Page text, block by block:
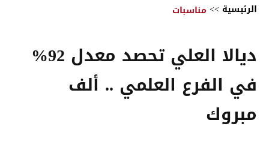
الرئيسية >> مناسبات
ديالا العلي تحصد معدل 92%
في الفرع العلمي .. ألف
مبروك